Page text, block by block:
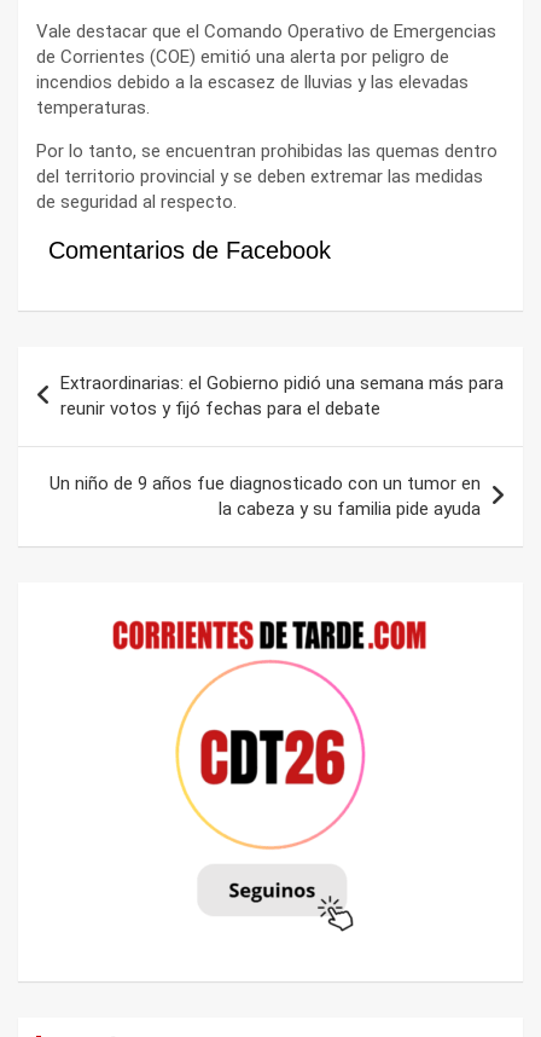
Vale destacar que el Comando Operativo de Emergencias
de Corrientes (COE) emitió una alerta por peligro de
incendios debido a la escasez de lluvias y las elevadas
temperaturas.
Por lo tanto, se encuentran prohibidas las quemas dentro
del territorio provincial y se deben extremar las medidas
de seguridad al respecto.
Comentarios de Facebook
de
entradas
Extraordinarias: el Gobierno pidió una semana más para
reunir votos y fijó fechas para el debate
Un niño de 9 años fue diagnosticado con un tumor en
la cabeza y su familia pide ayuda